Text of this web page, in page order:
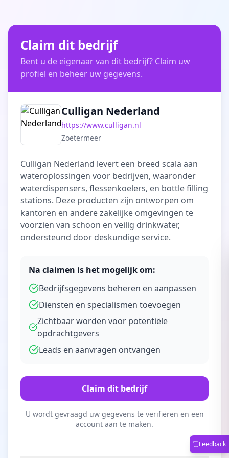
Claim dit bedrijf
Bent u de eigenaar van dit bedrijf? Claim uw
profiel en beheer uw gegevens.
Culligan Nederland
https://www.culligan.nl
Zoetermeer
Culligan Nederland levert een breed scala aan
wateroplossingen voor bedrijven, waaronder
waterdispensers, flessenkoelers, en bottle filling
stations. Deze producten zijn ontworpen om
kantoren en andere zakelijke omgevingen te
voorzien van schoon en veilig drinkwater,
ondersteund door deskundige service.
Na claimen is het mogelijk om:
Bedrijfsgegevens beheren en aanpassen
Diensten en specialismen toevoegen
Zichtbaar worden voor potentiële
opdrachtgevers
Leads en aanvragen ontvangen
Claim dit bedrijf
U wordt gevraagd uw gegevens te verifiëren en een
account aan te maken.
Feedback